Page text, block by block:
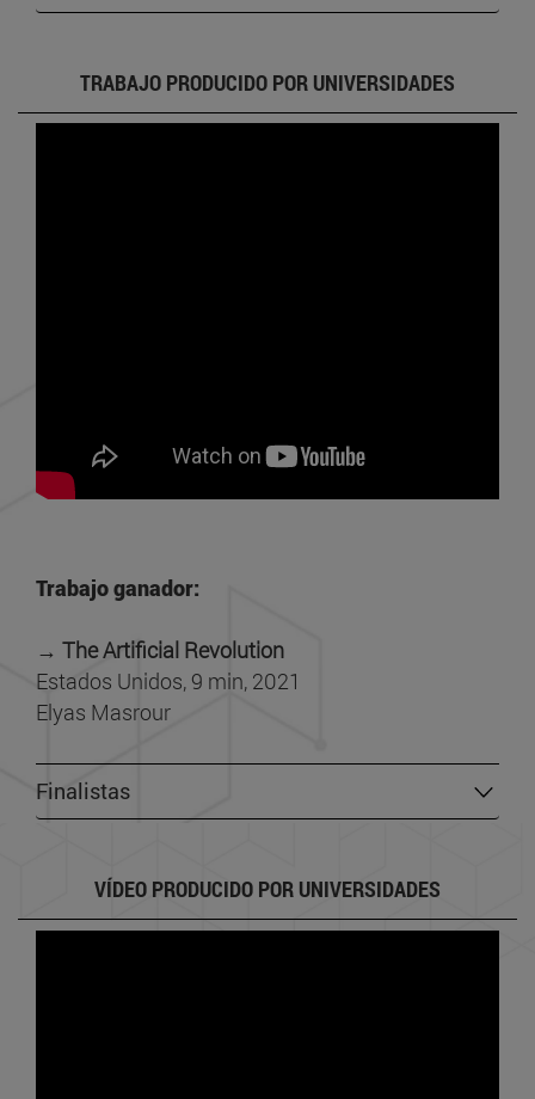
TRABAJO PRODUCIDO POR UNIVERSIDADES
Trabajo ganador:
→ The Artificial Revolution
Estados Unidos, 9 min, 2021
Elyas Masrour
Finalistas
VÍDEO PRODUCIDO POR UNIVERSIDADES